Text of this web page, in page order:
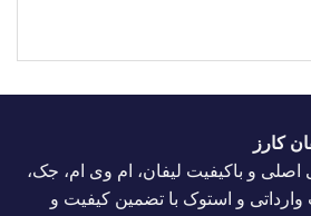
کارز
اصلی و باکیفیت لیفان، ام وی ام، جک،
و استوک با تضمین کیفیت و